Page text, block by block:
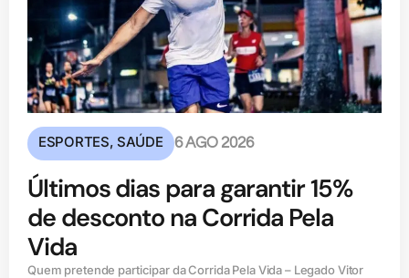
ESPORTES,SAÚDE 6 AGO 2026
Últimos dias para garantir 15%
de desconto na Corrida Pela
Vida
Quem pretende participar da Corrida Pela Vida – Legado Vitor